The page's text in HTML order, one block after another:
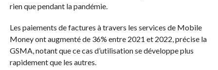
rien que pendant la pandémie.
Les paiements de factures à travers les services de Mobile
Money ont augmenté de 36% entre 2021 et 2022, précise la
GSMA, notant que ce cas d’utilisation se développe plus
rapidement que les autres.